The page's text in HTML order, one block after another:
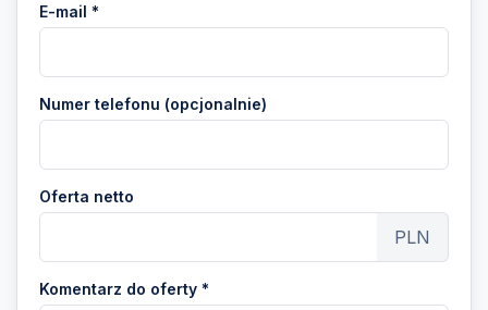
E-mail *
Numer telefonu (opcjonalnie)
Oferta netto
PLN
Komentarz do oferty *